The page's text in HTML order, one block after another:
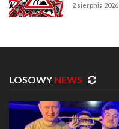
2 sierpnia 2026
LOSOWY NEWS